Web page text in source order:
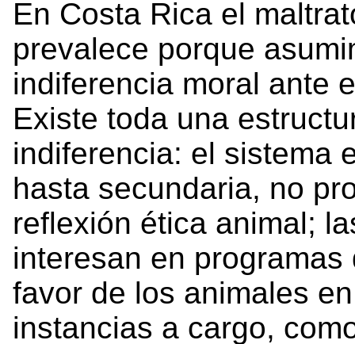
En Costa Rica el
prevalece porque
indiferencia moral ante
Existe toda una
indiferencia: el sistema
hasta secundaria, no
reflexión ética animal;
interesan en
favor de los animales
instancias a cargo,